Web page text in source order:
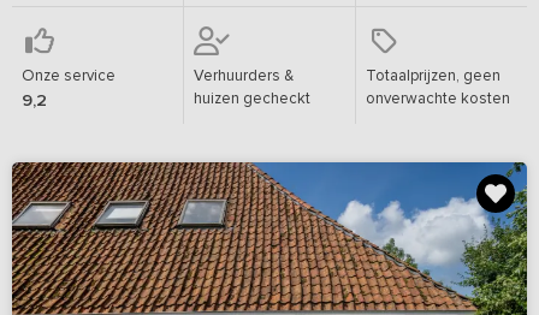
Onze service
9,2
Verhuurders &
huizen gecheckt
Totaalprijzen, geen
onverwachte kosten